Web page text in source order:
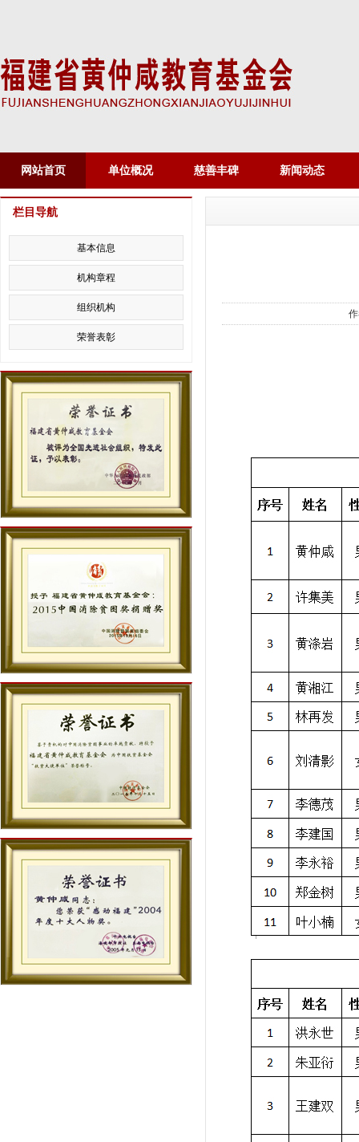
网站首页 单位概况 慈善丰碑 新闻动态
栏目导航
基本信息
机构章程
组织机构
荣誉表彰